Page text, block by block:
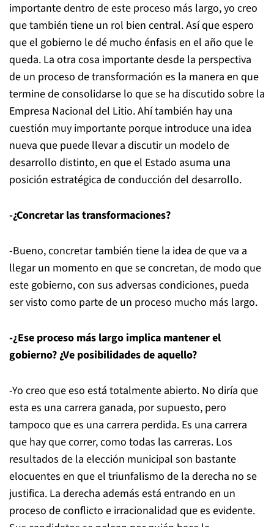
importante dentro de este proceso más largo, yo creo
que también tiene un rol bien central. Así que espero
que el gobierno le dé mucho énfasis en el año que le
queda. La otra cosa importante desde la perspectiva
de un proceso de transformación es la manera en que
termine de consolidarse lo que se ha discutido sobre la
Empresa Nacional del Litio. Ahí también hay una
cuestión muy importante porque introduce una idea
nueva que puede llevar a discutir un modelo de
desarrollo distinto, en que el Estado asuma una
posición estratégica de conducción del desarrollo.
-¿Concretar las transformaciones?
-Bueno, concretar también tiene la idea de que va a
llegar un momento en que se concretan, de modo que
este gobierno, con sus adversas condiciones, pueda
ser visto como parte de un proceso mucho más largo.
-¿Ese proceso más largo implica mantener el
gobierno? ¿Ve posibilidades de aquello?
-Yo creo que eso está totalmente abierto. No diría que
esta es una carrera ganada, por supuesto, pero
tampoco que es una carrera perdida. Es una carrera
que hay que correr, como todas las carreras. Los
resultados de la elección municipal son bastante
elocuentes en que el triunfalismo de la derecha no se
justifica. La derecha además está entrando en un
proceso de conflicto e irracionalidad que es evidente.